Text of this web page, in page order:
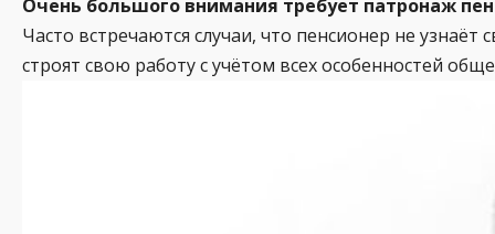
Очень большого внимания требует патронаж
Часто встречаются случаи, что пенсионер не
строят свою работу с учётом всех особенностей